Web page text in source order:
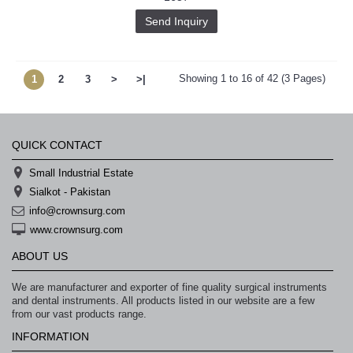
Send Inquiry
1 2 3 > >| Showing 1 to 16 of 42 (3 Pages)
QUICK CONTACT
Small Industrial Estate
Sialkot - Pakistan
info@crownsurg.com
www.crownsurg.com
ABOUT US
We are manufacturer and exporter of fine quality surgical instruments
and dental instruments. All products listed in our website are a few
from our vast products range.
INFORMATION